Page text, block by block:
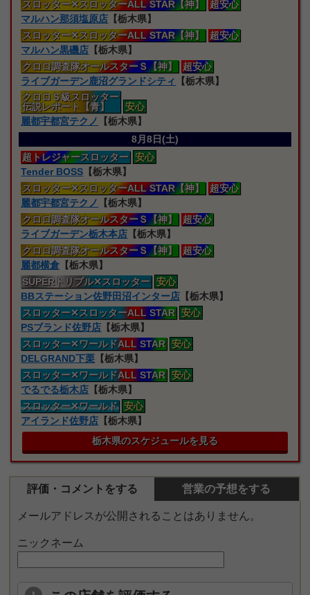
スロッター✕スロッターALL STAR【神】
超安心
マルハン那須塩原店 【栃木県】
スロッター✕スロッターALL STAR【神】
超安心
マルハン黒磯店 【栃木県】
クロロ調査隊オールスターＳ【神】
超安心
ライブガーデン鹿沼グランドシティ
【栃木県】
クロロＳ級スロッター
伝説レポート【青】
安心
麗都宇都宮テクノ
【栃木県】
8月8日(土)
超トレジャースロッター 安心
Tender BOSS 【栃木県】
スロッター✕スロッターALL STAR【神】
超安心
麗都宇都宮テクノ
【栃木県】
クロロ調査隊オールスターＳ【神】
超安心
ライブガーデン栃木本店 【栃木県】
クロロ調査隊オールスターＳ【神】
超安心
麗都横倉 【栃木県】
SUPERトリプル✕スロッター 安心
BBステーション佐野田沼インター店 【栃木県】
スロッター✕スロッターALL STAR 安心
PSブランド佐野店 【栃木県】
スロッター✕ワールドALL STAR 安心
DELGRAND下栗 【栃木県】
スロッター✕ワールドALL STAR 安心
でるでる栃木店 【栃木県】
スロッター✕ワールド 安心
アイランド佐野店 【栃木県】
栃木県のスケジュールを見る
評価・コメントをする 営業の予想をする
メールアドレスが公開されることはありません。
ニックネーム